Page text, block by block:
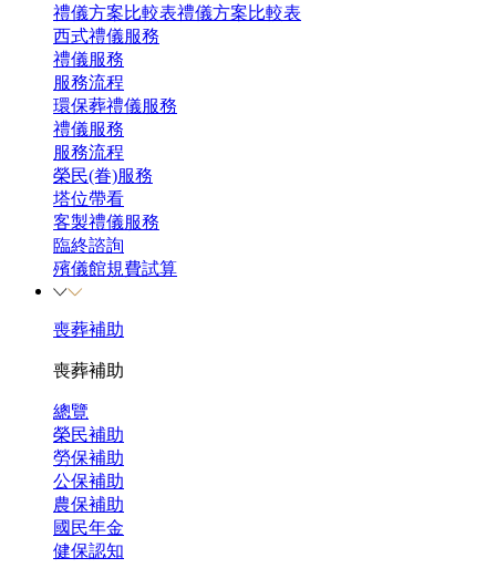
禮儀方案比較表禮儀方案比較表
西式禮儀服務
禮儀服務
服務流程
環保葬禮儀服務
禮儀服務
服務流程
榮民(眷)服務
塔位帶看
客製禮儀服務
臨終諮詢
殯儀館規費試算
喪葬補助
喪葬補助
總覽
榮民補助
勞保補助
公保補助
農保補助
國民年金
健保認知